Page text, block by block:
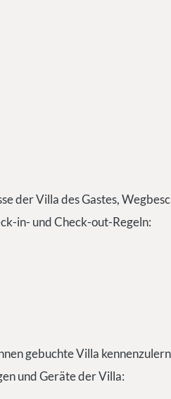
der Villa des Gastes,
in- und Check-out-Regeln:
gebuchte Villa
und Geräte der Villa: